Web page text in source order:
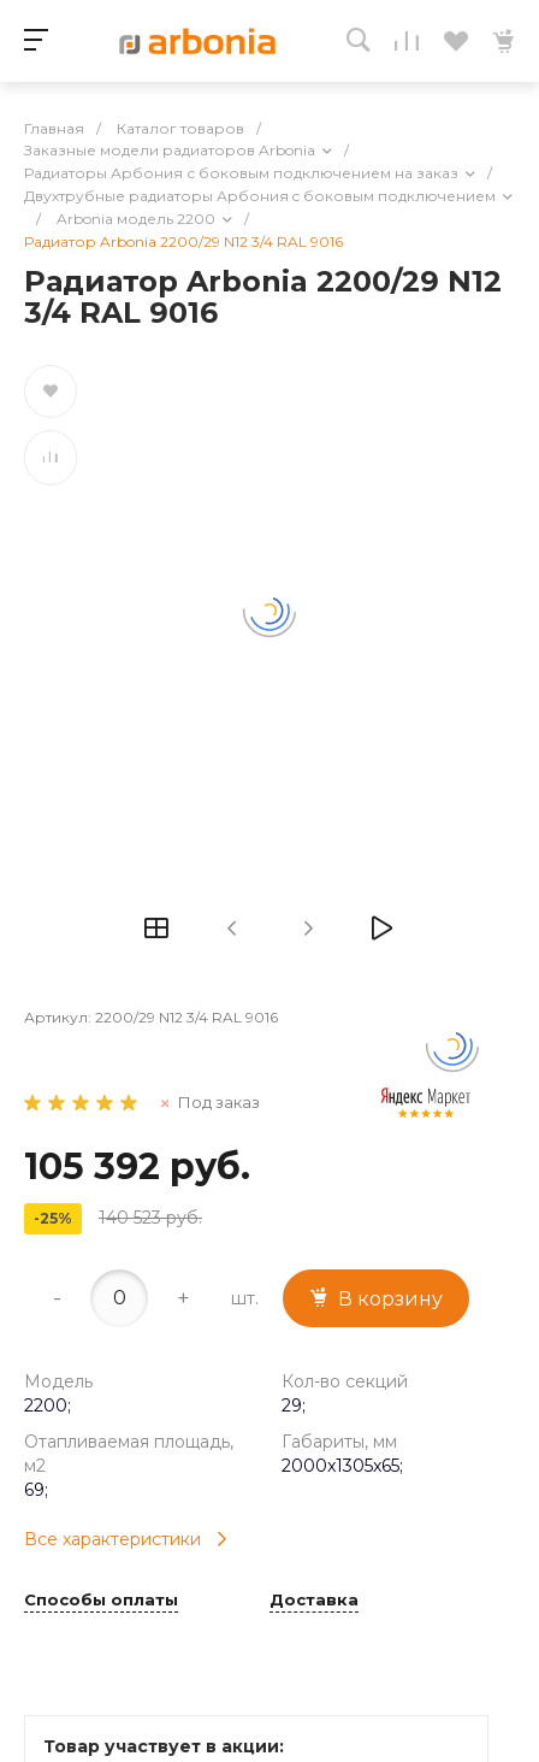
Главная / Каталог товаров
/
Заказные модели радиаторов Arbonia
/
Радиаторы Арбония с боковым подключением на заказ
/
Двухтрубные радиаторы Арбония c боковым подключением
/
Arbonia модель 2200
/
Радиатор Arbonia 2200/29 N12 3/4 RAL 9016
Радиатор Arbonia 2200/29 N12
3/4 RAL 9016
Артикул: 2200/29 N12 3/4 RAL 9016
Под заказ
105 392 руб.
-25% 140 523 руб.
- + шт. В корзину
Модель
2200;
Кол-во секций
29;
Отапливаемая площадь,
м2
69;
Габариты, мм
2000x1305x65;
Все характеристики
Способы оплаты Доставка
Товар участвует в акции: